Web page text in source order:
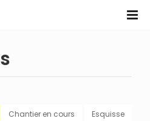
Chantier en cours
Esquisse